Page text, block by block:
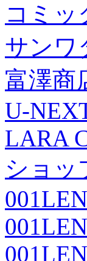
コミッ
サンワ
富澤商
U-
LARA
ショッ